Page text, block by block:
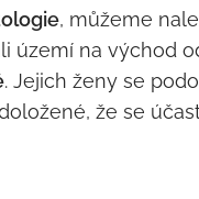
, můžeme
území na východ
. Jejich ženy se
že se